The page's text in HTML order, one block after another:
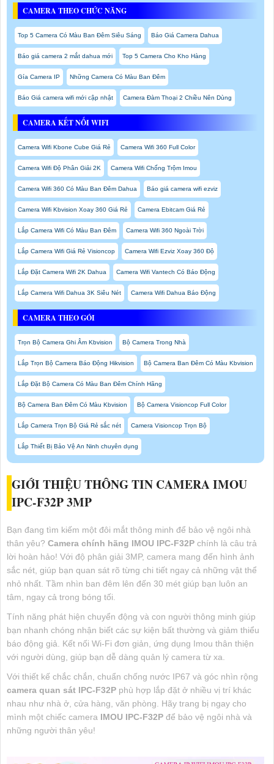
CAMERA THEO CHỨC NĂNG
Top 5 Camera Có Màu Ban Đêm Siêu Sáng Báo Giá Camera Dahua
Báo giá camera 2 mắt dahua mới Top 5 Camera Cho Kho Hàng
Gía Camera IP Những Camera Có Màu Ban Đêm
Báo Giá camera wifi mới cập nhật Camera Đàm Thoại 2 Chiều Nên Dùng
CAMERA KẾT NỐI WIFI
Camera Wifi Kbone Cube Giá Rẻ Camera Wifi 360 Full Color
Camera Wifi Độ Phân Giải 2K Camera Wifi Chống Trộm Imou
Camera Wifi 360 Có Màu Ban Đêm Dahua Báo giá camera wifi ezviz
Camera Wifi Kbvision Xoay 360 Giá Rẻ Camera Ebitcam Giá Rẻ
Lắp Camera Wifi Có Màu Ban Đêm Camera Wifi 360 Ngoài Trời
Lắp Camera Wifi Giá Rẻ Visioncop Camera Wifi Ezviz Xoay 360 Độ
Lắp Đặt Camera Wifi 2K Dahua Camera Wifi Vantech Có Báo Động
Lắp Camera Wifi Dahua 3K Siêu Nét Camera Wifi Dahua Báo Động
CAMERA THEO GÓI
Trọn Bộ Camera Ghi Âm Kbvision Bộ Camera Trong Nhà
Lắp Trọn Bộ Camera Báo Động Hikvision Bộ Camera Ban Đêm Có Màu Kbvision
Lắp Đặt Bộ Camera Có Màu Ban Đêm Chính Hãng
Bộ Camera Ban Đêm Có Màu Kbvision Bộ Camera Visioncop Full Color
Lắp Camera Trọn Bộ Giá Rẻ sắc nét Camera Visioncop Trọn Bộ
Lắp Thiết Bị Bảo Vệ An Ninh chuyên dụng
GIỚI THIỆU THÔNG TIN CAMERA IMOU
IPC-F32P3MP
Bạn đang tìm kiếm một đôi mắt thông minh để bảo vệ ngôi nhà
thân yêu? Camera chính hãng IMOU IPC-F32P chính là câu trả
lời hoàn hảo! Với độ phân giải 3MP, camera mang đến hình ảnh
sắc nét, giúp bạn quan sát rõ từng chi tiết ngay cả những vật thể
nhỏ nhất. Tầm nhìn ban đêm lên đến 30 mét giúp bạn luôn an
tâm, ngay cả trong bóng tối.
Tính năng phát hiện chuyển động và con người thông minh giúp
bạn nhanh chóng nhận biết các sự kiện bất thường và giảm thiểu
báo động giả. Kết nối Wi-Fi đơn giản, ứng dụng Imou thân thiện
với người dùng, giúp bạn dễ dàng quản lý camera từ xa.
Với thiết kế chắc chắn, chuẩn chống nước IP67 và góc nhìn rộng
camera quan sát IPC-F32P phù hợp lắp đặt ở nhiều vị trí khác
nhau như nhà ở, cửa hàng, văn phòng. Hãy trang bị ngay cho
mình một chiếc camera IMOU IPC-F32P để bảo vệ ngôi nhà và
những người thân yêu!